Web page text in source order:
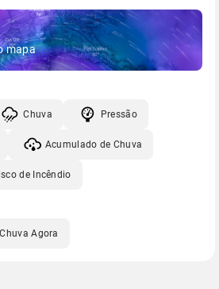
mapa
Chuva Pressão
Acumulado de Chuva
de Incêndio
Chuva Agora